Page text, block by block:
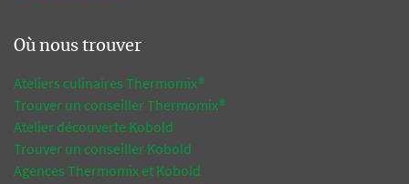
Où nous trouver
Ateliers culinaires Thermomix®
Trouver un conseiller Thermomix®
Atelier découverte Kobold
Trouver un conseiller Kobold
Agences Thermomix et Kobold